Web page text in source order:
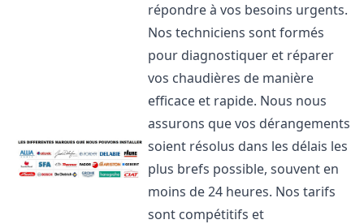
répondre à vos besoins urgents.
Nos techniciens sont formés
pour diagnostiquer et réparer
vos chaudières de manière
efficace et rapide. Nous nous
assurons que vos dérangements
soient résolus dans les délais les
plus brefs possible, souvent en
moins de 24 heures. Nos tarifs
sont compétitifs et